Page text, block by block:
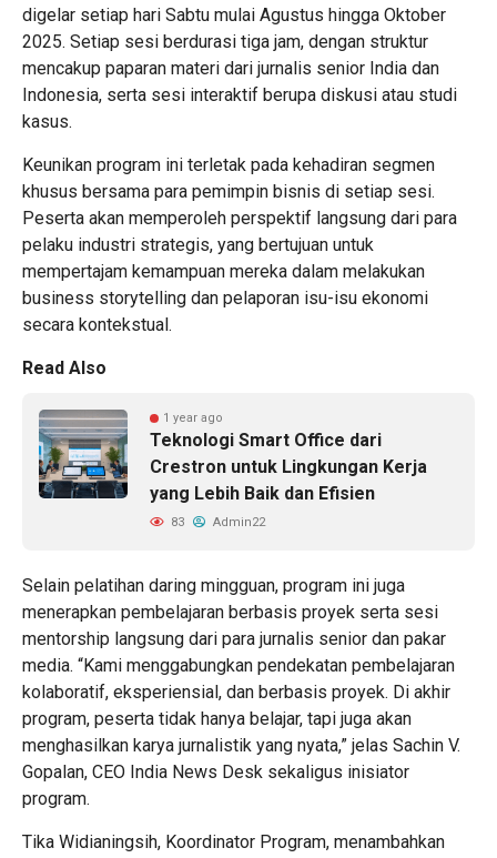
digelar setiap hari Sabtu mulai Agustus hingga Oktober
2025. Setiap sesi berdurasi tiga jam, dengan struktur
mencakup paparan materi dari jurnalis senior India dan
Indonesia, serta sesi interaktif berupa diskusi atau studi
kasus.
Keunikan program ini terletak pada kehadiran segmen
khusus bersama para pemimpin bisnis di setiap sesi.
Peserta akan memperoleh perspektif langsung dari para
pelaku industri strategis, yang bertujuan untuk
mempertajam kemampuan mereka dalam melakukan
business storytelling dan pelaporan isu-isu ekonomi
secara kontekstual.
Read Also
1 year ago
Teknologi Smart Office dari
Crestron untuk Lingkungan Kerja
yang Lebih Baik dan Efisien
83 Admin22
Selain pelatihan daring mingguan, program ini juga
menerapkan pembelajaran berbasis proyek serta sesi
mentorship langsung dari para jurnalis senior dan pakar
media. “Kami menggabungkan pendekatan pembelajaran
kolaboratif, eksperiensial, dan berbasis proyek. Di akhir
program, peserta tidak hanya belajar, tapi juga akan
menghasilkan karya jurnalistik yang nyata,” jelas Sachin V.
Gopalan, CEO India News Desk sekaligus inisiator
program.
Tika Widianingsih, Koordinator Program, menambahkan